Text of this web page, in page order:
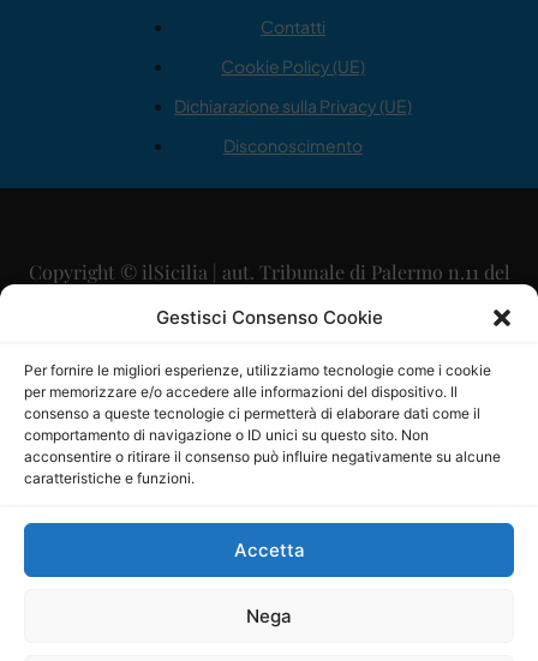
Gestisci Consenso Cookie
Per fornire le migliori esperienze, utilizziamo tecnologie come i cookie
per memorizzare e/o accedere alle informazioni del dispositivo. Il
consenso a queste tecnologie ci permetterà di elaborare dati come il
comportamento di navigazione o ID unici su questo sito. Non
acconsentire o ritirare il consenso può influire negativamente su alcune
caratteristiche e funzioni.
Accetta
Nega
Contatti
Cookie Policy (UE)
Dichiarazione sulla Privacy (UE)
Disconoscimento
Copyright © ilSicilia | aut. Tribunale di Palermo n.11 del
29/09/2015
Direttore Editoriale: Maurizio Scaglione
Direttore Responsabile: Maria Calabrese
P.IVA: 06334930820
Mercurio Comunicazione Società Cooperativa a r.l. è
iscritta al Registro degli Operatori di Comunicazione al